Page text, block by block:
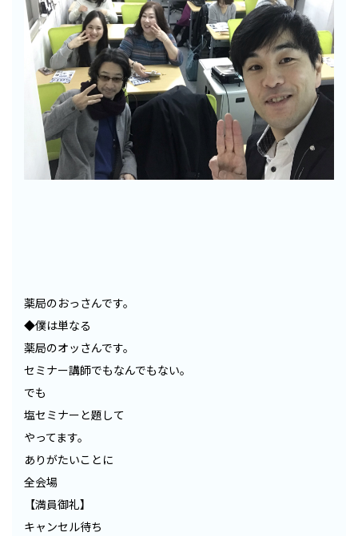
薬局のおっさんです。
◆僕は単なる
薬局のオッさんです。
セミナー講師でもなんでもない。
でも
塩セミナーと題して
やってます。
ありがたいことに
全会場
【満員御礼】
キャンセル待ち